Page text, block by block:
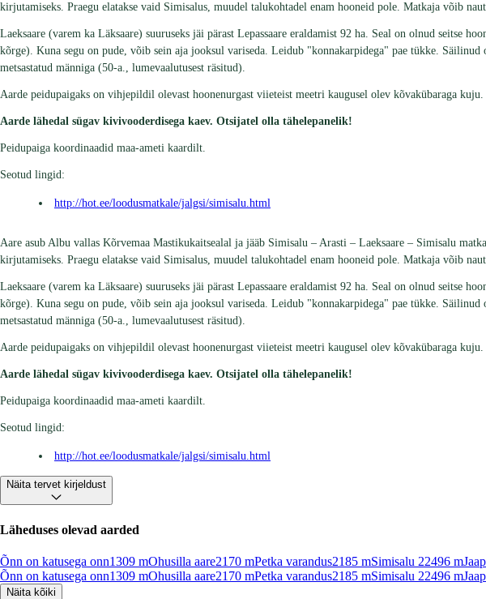
kirjutamiseks. Praegu elatakse vaid Simisalus, muudel talukohtadel enam hooneid pole. Matkaja võib
Laeksaare (varem ka Läksaare) suuruseks jäi pärast Lepassaare eraldamist 92 ha. Seal on olnud
kõrge). Kuna segu on pude, võib sein aja jooksul variseda. Leidub "konnakarpidega" pae tükke.
metsastatud männiga (50-a., lumevaalutusest räsitud).
Aarde peidupaigaks on vihjepildil olevast hoonenurgast viieteist meetri kaugusel olev kõvakübaraga kuju.
Aarde lähedal sügav kivivooderdisega kaev. Otsijatel olla tähelepanelik!
Peidupaiga koordinaadid maa-ameti kaardilt.
Seotud lingid:
http://hot.ee/loodusmatkale/jalgsi/simisalu.html
Aare asub Albu vallas Kõrvemaa Mastikukaitsealal ja jääb Simisalu – Arasti – Laeksaare – Simisalu
kirjutamiseks. Praegu elatakse vaid Simisalus, muudel talukohtadel enam hooneid pole. Matkaja võib
Laeksaare (varem ka Läksaare) suuruseks jäi pärast Lepassaare eraldamist 92 ha. Seal on olnud
kõrge). Kuna segu on pude, võib sein aja jooksul variseda. Leidub "konnakarpidega" pae tükke.
metsastatud männiga (50-a., lumevaalutusest räsitud).
Aarde peidupaigaks on vihjepildil olevast hoonenurgast viieteist meetri kaugusel olev kõvakübaraga kuju.
Aarde lähedal sügav kivivooderdisega kaev. Otsijatel olla tähelepanelik!
Peidupaiga koordinaadid maa-ameti kaardilt.
Seotud lingid:
http://hot.ee/loodusmatkale/jalgsi/simisalu.html
Näita tervet kirjeldust
Läheduses olevad aarded
Õnn on katusega onn1309 mOhusilla aare2170 mPetka varandus2185 mSimisalu 22496 m
Õnn on katusega onn1309 mOhusilla aare2170 mPetka varandus2185 mSimisalu 22496 m
Näita kõiki